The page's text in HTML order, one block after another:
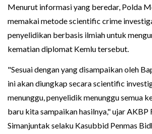
Menurut informasi yang beredar, Polda
memakai metode scientific crime
penyelidikan berbasis ilmiah untuk
kematian diplomat Kemlu tersebut.
"Sesuai dengan yang disampaikan oleh
ini akan diungkap secara scientific
menunggu, penyelidik menunggu semua
baru kita sampaikan hasilnya," ujar AKBP
Simanjuntak selaku Kasubbid Penmas